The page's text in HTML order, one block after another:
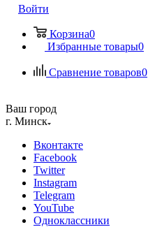
Войти
Корзина0
Избранные товары0
Сравнение товаров0
Ваш город
г. Минск
Вконтакте
Facebook
Twitter
Instagram
Telegram
YouTube
Одноклассники